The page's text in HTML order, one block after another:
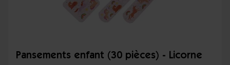
Pansements enfant (30 pièces) - Licorne